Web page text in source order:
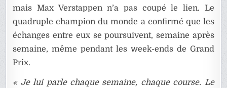
mais Max Verstappen n’a pas coupé le lien. Le
quadruple champion du monde a confirmé que les
échanges entre eux se poursuivent, semaine après
semaine, même pendant les week-ends de Grand
Prix.
« Je lui parle chaque semaine, chaque course. Le